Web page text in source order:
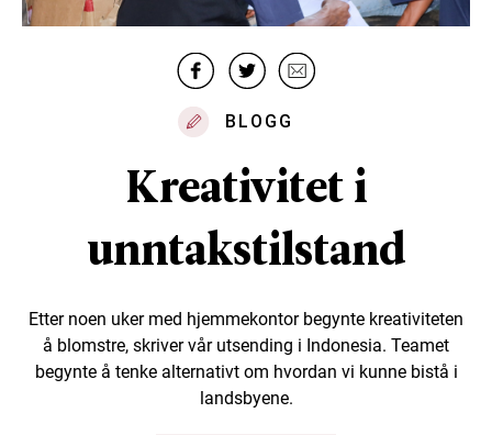
BLOGG
Kreativitet i
unntakstilstand
Etter noen uker med hjemmekontor begynte kreativiteten
å blomstre, skriver vår utsending i Indonesia. Teamet
begynte å tenke alternativt om hvordan vi kunne bistå i
landsbyene.